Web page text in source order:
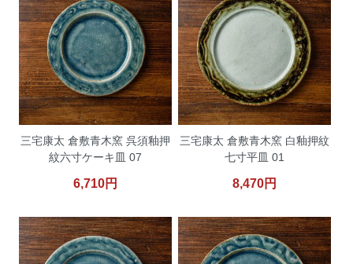
三宅康太 倉敷青木窯 呉須釉押
紋六寸ケーキ皿 07
6,710円
三宅康太 倉敷青木窯 白釉押紋
七寸平皿 01
8,470円